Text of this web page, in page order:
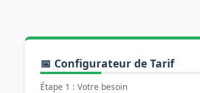
📅 Configurateur de Tarif
Étape 1 : Votre besoin